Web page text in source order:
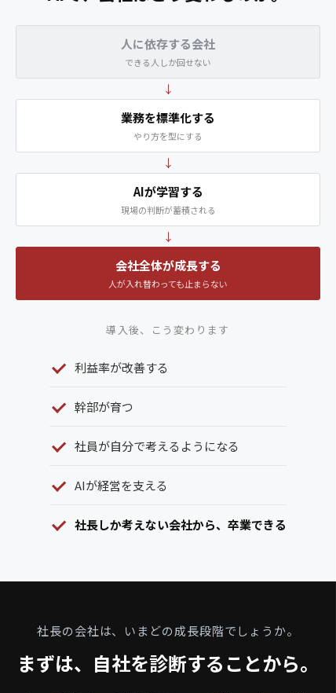
人に依存する会社
できる人しか回せない
↓
業務を標準化する
やり方を型にする
↓
AIが学習する
現場の判断が蓄積される
↓
会社全体が成長する
人が入れ替わっても止まらない
導入後、こう変わります
利益率が改善する
幹部が育つ
社員が自分で考えるようになる
AIが経営を支える
社長しか考えない会社から、卒業できる
社長の会社は、いまどの成長段階でしょうか。
まずは、自社を診断することから。